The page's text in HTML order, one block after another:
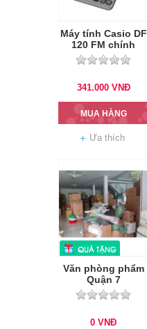
Máy tính Casio DF
120 FM chính
hãng
341.000 VNĐ
MUA HÀNG
Ưa thích
Văn phòng phẩm
Quận 7
0 VNĐ